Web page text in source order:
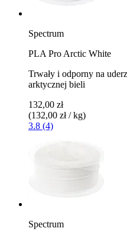
Spectrum
PLA Pro Arctic White
Trwały i odporny na
arktycznej bieli
132,00 zł
(132,00 zł / kg)
3.8 (4)
Spectrum